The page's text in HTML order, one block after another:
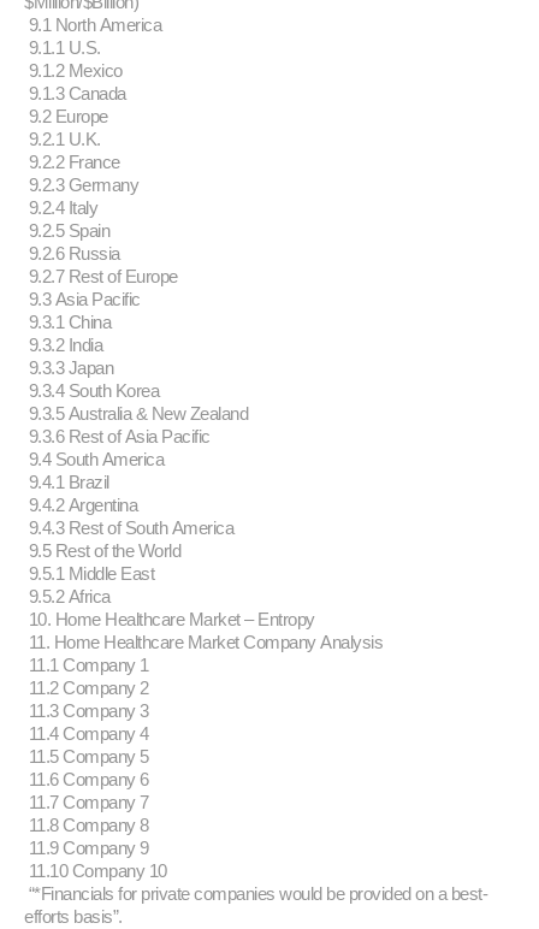
9.1 North America
9.1.1 U.S.
9.1.2 Mexico
9.1.3 Canada
9.2 Europe
9.2.1 U.K.
9.2.2 France
9.2.3 Germany
9.2.4 Italy
9.2.5 Spain
9.2.6 Russia
9.2.7 Rest of Europe
9.3 Asia Pacific
9.3.1 China
9.3.2 India
9.3.3 Japan
9.3.4 South Korea
9.3.5 Australia & New Zealand
9.3.6 Rest of Asia Pacific
9.4 South America
9.4.1 Brazil
9.4.2 Argentina
9.4.3 Rest of South America
9.5 Rest of the World
9.5.1 Middle East
9.5.2 Africa
10. Home Healthcare Market – Entropy
11. Home Healthcare Market Company Analysis
11.1 Company 1
11.2 Company 2
11.3 Company 3
11.4 Company 4
11.5 Company 5
11.6 Company 6
11.7 Company 7
11.8 Company 8
11.9 Company 9
11.10 Company 10
“*Financials for private companies would be provided on a best-
efforts basis”.